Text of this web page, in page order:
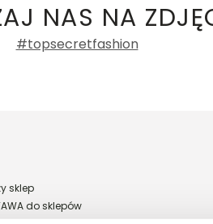
NAS NA
#topsecretfashion
sklep
do sklepów